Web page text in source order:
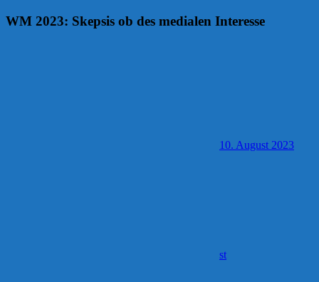
WM 2023: Skepsis ob des medialen Interesse
10. August 2023
st